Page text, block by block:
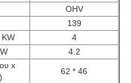
OHV
139
KW
4
4.2
x
62 * 46